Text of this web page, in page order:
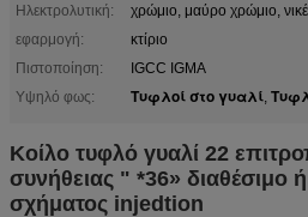
Ηλεκτρολυτική:
χρώμιο, μαύρο χρώμιο,
εφαρμογή:
κτίριο
Πιστοποίηση:
IGCC IGMA
Υψηλό φως:
Τυφλοί στο γυαλί,
Κοίλο τυφλό γυαλί 22
συνήθειας " *36» διαθέσιμο
σχήματος injedtion